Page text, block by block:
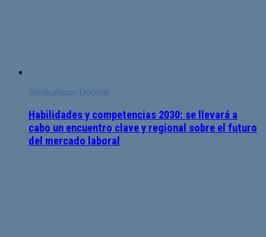
Sindicalismo Docente
Habilidades y competencias 2030: se llevará a
cabo un encuentro clave y regional sobre el futuro
del mercado laboral